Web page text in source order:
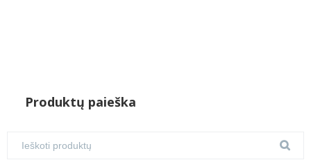
Produktų paieška